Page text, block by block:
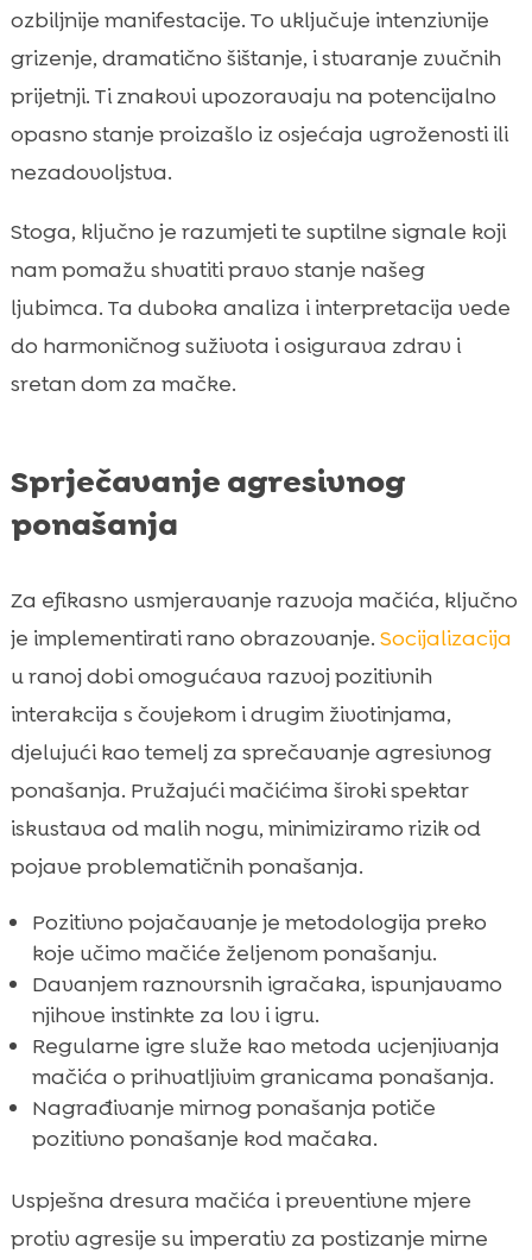
ozbiljnije manifestacije. To uključuje intenzivnije
grizenje, dramatično šištanje, i stvaranje zvučnih
prijetnji. Ti znakovi upozoravaju na potencijalno
opasno stanje proizašlo iz osjećaja ugroženosti ili
nezadovoljstva.
Stoga, ključno je razumjeti te suptilne signale koji
nam pomažu shvatiti pravo stanje našeg
ljubimca. Ta duboka analiza i interpretacija vede
do harmoničnog suživota i osigurava zdrav i
sretan dom za mačke.
Sprječavanje agresivnog
ponašanja
Za efikasno usmjeravanje razvoja mačića, ključno
je implementirati rano obrazovanje. Socijalizacija
u ranoj dobi omogućava razvoj pozitivnih
interakcija s čovjekom i drugim životinjama,
djelujući kao temelj za sprečavanje agresivnog
ponašanja. Pružajući mačićima široki spektar
iskustava od malih nogu, minimiziramo rizik od
pojave problematičnih ponašanja.
Pozitivno pojačavanje je metodologija preko
koje učimo mačiće željenom ponašanju.
Davanjem raznovrsnih igračaka, ispunjavamo
njihove instinkte za lov i igru.
Regularne igre služe kao metoda ucjenjivanja
mačića o prihvatljivim granicama ponašanja.
Nagrađivanje mirnog ponašanja potiče
pozitivno ponašanje kod mačaka.
Uspješna dresura mačića i preventivne mjere
protiv agresije su imperativ za postizanje mirne